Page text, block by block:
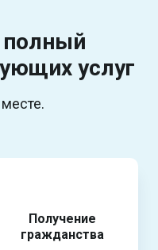
услуг
Получение
гражданства